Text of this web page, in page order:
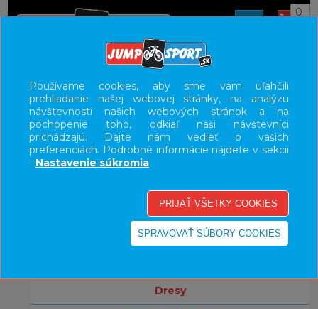
0
UŽÍVATEĽSKÝ PANEL
KATEGÓRIE
bicykle
oblečenie
dresy
Používame cookies, aby sme vám uľahčili
prehliadanie našej webovej stránky, na analýzu
návštevnosti našich webových stránok a na
pochopenie toho, odkiaľ naši návštevníci
prichádzajú. Dajte nám vedieť o vašich
preferenciách. Podrobné informácie nájdete v sekcii
- Nastavenie súkromia